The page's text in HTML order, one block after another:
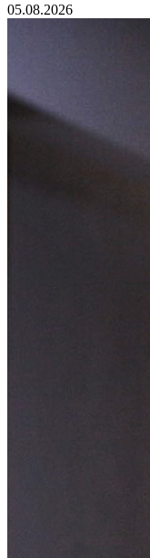
05.08.2026